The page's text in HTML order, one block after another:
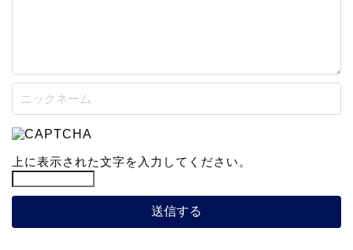
上に表示された文字を入力してください。